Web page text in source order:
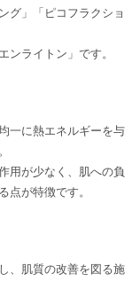
グ」「ピコフラクショ
ンライトン」です。
一に熱エネルギーを与
用が少なく、肌への負
点が特徴です。
、肌質の改善を図る施